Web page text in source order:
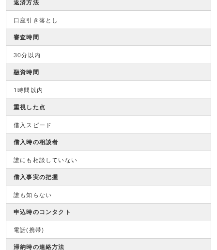
返済方法
口座引き落とし
審査時間
30分以内
融資時間
1時間以内
重視した点
借入スピード
借入時の相談者
誰にも相談していない
借入事実の把握
誰も知らない
申込時のコンタクト
電話(携帯)
滞納時の連絡方法